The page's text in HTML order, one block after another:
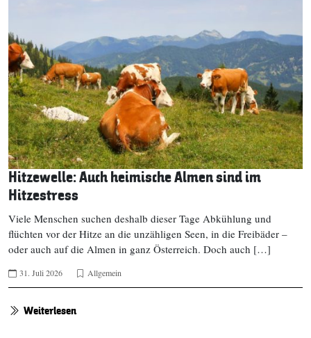
Hitzewelle: Auch heimische Almen sind im
Hitzestress
Viele Menschen suchen deshalb dieser Tage Abkühlung und
flüchten vor der Hitze an die unzähligen Seen, in die Freibäder –
oder auch auf die Almen in ganz Österreich. Doch auch […]
31. Juli 2026 Allgemein
Weiterlesen